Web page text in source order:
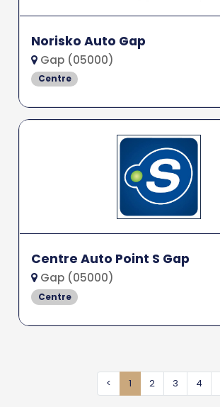
Norisko Auto Gap
Gap (05000)
Centre
Centre Auto Point S Gap
Gap (05000)
Centre
< 1 2 3 4